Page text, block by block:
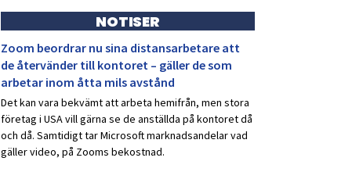
NOTISER
Zoom beordrar nu sina distansarbetare att
de återvänder till kontoret – gäller de som
arbetar inom åtta mils avstånd
Det kan vara bekvämt att arbeta hemifrån, men stora
företag i USA vill gärna se de anställda på kontoret då
och då. Samtidigt tar Microsoft marknadsandelar vad
gäller video, på Zooms bekostnad.